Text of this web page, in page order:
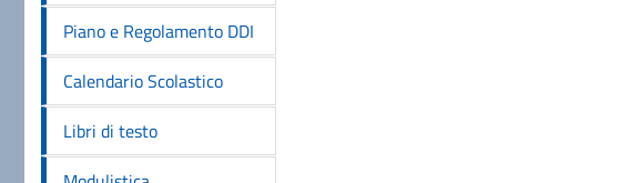
Piano e Regolamento DDI
Calendario Scolastico
Libri di testo